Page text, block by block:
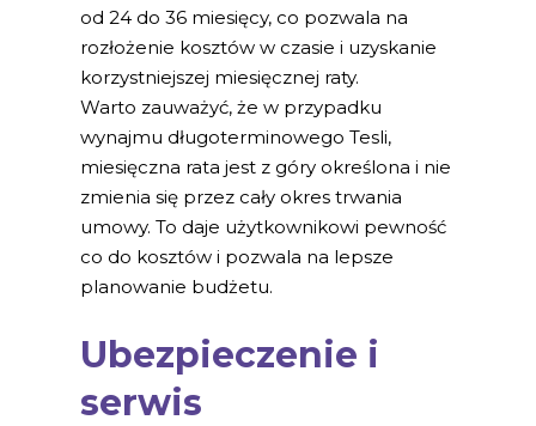
od 24 do 36 miesięcy, co pozwala na
rozłożenie kosztów w czasie i uzyskanie
korzystniejszej miesięcznej raty.
Warto zauważyć, że w przypadku
wynajmu długoterminowego Tesli,
miesięczna rata jest z góry określona i nie
zmienia się przez cały okres trwania
umowy. To daje użytkownikowi pewność
co do kosztów i pozwala na lepsze
planowanie budżetu.
Ubezpieczenie i
serwis